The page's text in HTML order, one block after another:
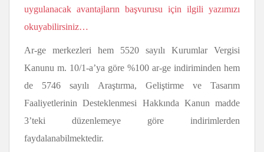
uygulanacak avantajların başvurusu için ilgili yazımızı
okuyabilirsiniz…
Ar-ge merkezleri hem 5520 sayılı Kurumlar Vergisi
Kanunu m. 10/1-a’ya göre %100 ar-ge indiriminden hem
de 5746 sayılı Araştırma, Geliştirme ve Tasarım
Faaliyetlerinin Desteklenmesi Hakkında Kanun madde
3’teki düzenlemeye göre indirimlerden
faydalanabilmektedir.